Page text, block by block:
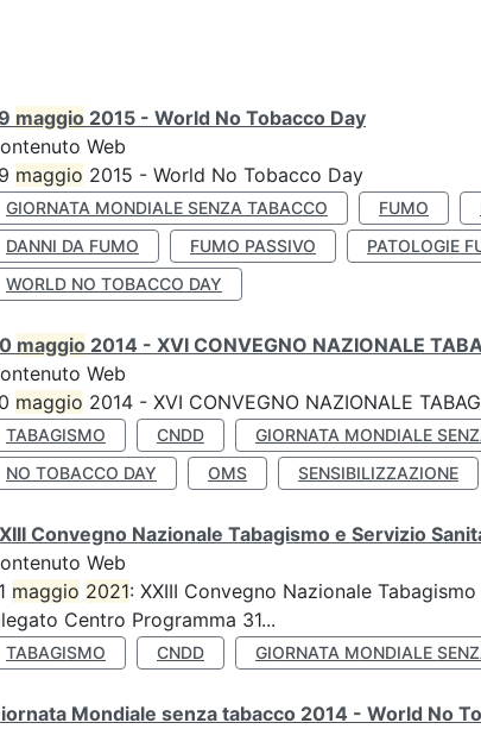
maggio 2015 - World No Tobacco Day
Web
maggio 2015 - World No Tobacco Day
GIORNATA MONDIALE SENZA TABACCO FUMO
DANNI DA FUMO
FUMO PASSIVO PATOLOGIE
WORLD NO TOBACCO DAY
maggio 2014 - XVI CONVEGNO NAZIONALE
Web
maggio 2014 - XVI CONVEGNO NAZIONALE
TABAGISMO CNDD GIORNATA MONDIALE
NO TOBACCO DAY
OMS SENSIBILIZZAZIONE
Convegno Nazionale Tabagismo e Servizio
Web
maggio 2021: XXIII Convegno Nazionale
Centro Programma 31...
TABAGISMO CNDD GIORNATA MONDIALE
Mondiale senza tabacco 2014 - World No